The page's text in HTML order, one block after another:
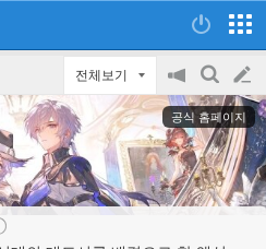
전체보기
공
지
on/off
검
색
글
쓰
기
공식 홈페이지